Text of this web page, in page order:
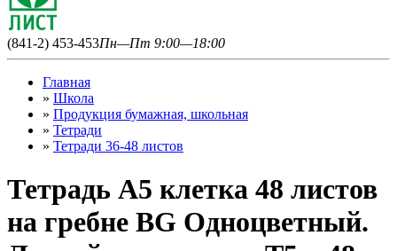
(841-2) 453-453Пн—Пт 9:00—18:00
Главная
» Школа
» Продукция бумажная, школьная
» Тетради
» Тетради 36-48 листов
Тетрадь А5 клетка 48 листов
на гребне BG Одноцветный.